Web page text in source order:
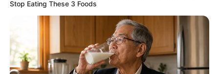
następnego sezonu
nie został jeszcze ujawniony
„Russian Doll”
opowiada historię Nadii (Lyonne), która w
dzień swoich trzydziestych szóstych urodzin zostaje
uwięziona w pętli czasowej. W pierwszym sezonie bohaterka
Stop Eating These 3 Foods